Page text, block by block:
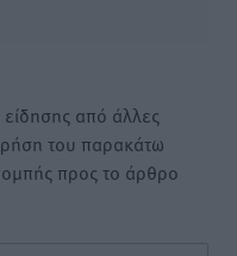
από άλλες
του παρακάτω
προς το άρθρο